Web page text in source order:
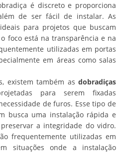
é discreto e proporciona
de ser fácil de instalar. As
para projetos que buscam
foco está na transparência e na
utilizadas em portas
em áreas como salas
existem também as dobradiças
para serem fixadas
de furos. Esse tipo de
busca uma instalação rápida e
a integridade do vidro.
frequentemente utilizadas em
situações onde a instalação